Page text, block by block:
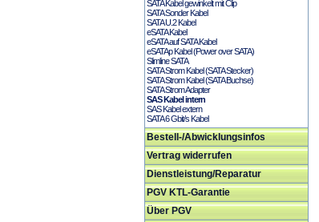
SATA Kabel gewinkelt mit Clip
SATA Sonder Kabel
SATA U.2 Kabel
eSATA Kabel
eSATA auf SATA Kabel
eSATAp Kabel (Power over SATA)
Slimline SATA
SATA Strom Kabel (SATA Stecker)
SATA Strom Kabel (SATA Buchse)
SATA Strom Adapter
SAS Kabel intern
SAS Kabel extern
SATA 6 Gbit/s Kabel
Bestell-/Abwicklungsinfos
Vertrag widerrufen
Dienstleistung/Reparatur
PGV KTL-Garantie
Über PGV